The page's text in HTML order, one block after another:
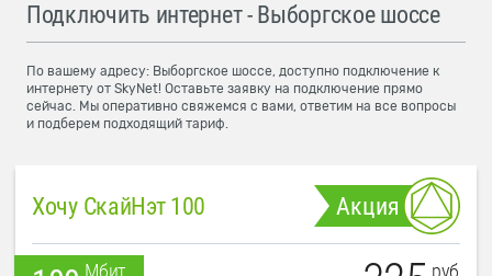
Подключить интернет - Выборгское шоссе
По вашему адресу: Выборгское шоссе, доступно подключение к
интернету от SkyNet! Оставьте заявку на подключение прямо
сейчас. Мы оперативно свяжемся с вами, ответим на все вопросы
и подберем подходящий тариф.
Хочу СкайНэт 100 Акция
руб